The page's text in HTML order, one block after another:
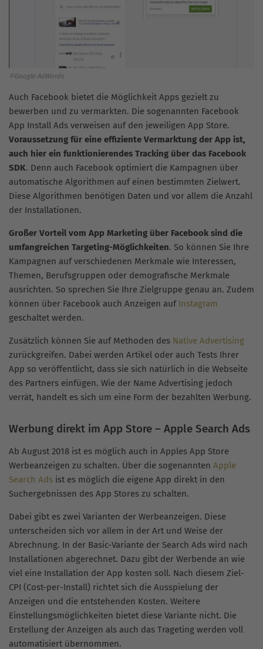
©Google AdWords
Auch Facebook bietet die Möglichkeit Apps gezielt zu
bewerben und zu vermarkten. Die sogenannten Facebook
App Install Ads verweisen auf den jeweiligen App Store.
Voraussetzung für eine effiziente Vermarktung der App ist,
auch hier ein funktionierendes Tracking über das Facebook
SDK. Denn auch Facebook optimiert die Kampagnen über
automatische Algorithmen auf einen bestimmten Zielwert.
Diese Algorithmen benötigen Daten und vor allem die Anzahl
der Installationen.
Großer Vorteil vom App Marketing über Facebook sind die
umfangreichen Targeting-Möglichkeiten. So können Sie Ihre
Kampagnen auf verschiedenen Merkmale wie Interessen,
Themen, Berufsgruppen oder demografische Merkmale
ausrichten. So sprechen Sie Ihre Zielgruppe genau an. Zudem
können über Facebook auch Anzeigen auf Instagram
geschaltet werden.
Zusätzlich können Sie auf Methoden des Native Advertising
zurückgreifen. Dabei werden Artikel oder auch Tests Ihrer
App so veröffentlicht, dass sie sich natürlich in die Webseite
des Partners einfügen. Wie der Name Advertising jedoch
verrät, handelt es sich um eine Form der bezahlten Werbung.
Werbung direkt im App Store – Apple Search Ads
Ab August 2018 ist es möglich auch in Apples App Store
Werbeanzeigen zu schalten. Über die sogenannten Apple
Search Ads ist es möglich die eigene App direkt in den
Suchergebnissen des App Stores zu schalten.
Dabei gibt es zwei Varianten der Werbeanzeigen. Diese
unterscheiden sich vor allem in der Art und Weise der
Abrechnung. In der Basic-Variante der Search Ads wird nach
Installationen abgerechnet. Dazu gibt der Werbende an wie
viel eine Installation der App kosten soll. Nach diesem Ziel-
CPI (Cost-per-Install) richtet sich die Ausspielung der
Anzeigen und die entstehenden Kosten. Weitere
Einstellungsmöglichkeiten bietet diese Variante nicht. Die
Erstellung der Anzeigen als auch das Trageting werden voll
automatisiert übernommen.